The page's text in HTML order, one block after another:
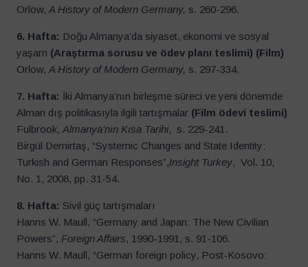
Orlow, A History of Modern Germany, s. 260-296.
6. Hafta: Doğu Almanya’da siyaset, ekonomi ve sosyal
yaşam (Araştırma sorusu ve ödev planı teslimi) (Film)
Orlow, A History of Modern Germany, s. 297-334.
7. Hafta: İki Almanya’nın birleşme süreci ve yeni dönemde
Alman dış politikasıyla ilgili tartışmalar (Film ödevi teslimi)
Fulbrook, Almanya’nın Kısa Tarihi, s. 229-241.
Birgül Demirtaş, “Systemic Changes and State Identity:
Turkish and German Responses”,Insight Turkey, Vol. 10,
No. 1, 2008, pp. 31-54.
8. Hafta: Sivil güç tartışmaları
Hanns W. Maull, “Germany and Japan: The New Civilian
Powers”, Foreign Affairs, 1990-1991, s. 91-106.
Hanns W. Maull, “German foreign policy, Post-Kosovo: